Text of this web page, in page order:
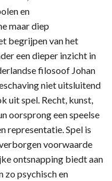
en
maar diep
begrijpen van het
een dieper inzicht in
filosoof Johan
niet uitsluitend
uit spel. Recht, kunst,
oorsprong een speelse
representatie. Spel is
voorwaarde
ontsnapping biedt aan
zo psychisch en